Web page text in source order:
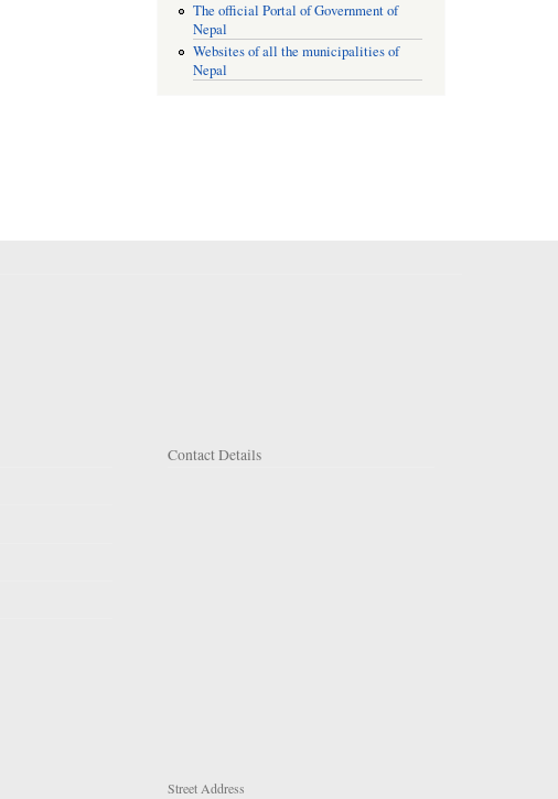
The official Portal of Government of
Nepal
Websites of all the municipalities of
Nepal
Contact Details
Street Address